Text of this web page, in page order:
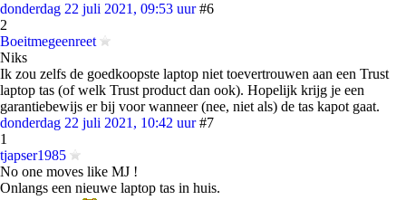
donderdag 22 juli 2021, 09:53 uur #6
2
Boeitmegeenreet
Niks
Ik zou zelfs de goedkoopste laptop niet toevertrouwen aan een Trust
laptop tas (of welk Trust product dan ook). Hopelijk krijg je een
garantiebewijs er bij voor wanneer (nee, niet als) de tas kapot gaat.
donderdag 22 juli 2021, 10:42 uur #7
1
tjapser1985
No one moves like MJ !
Onlangs een nieuwe laptop tas in huis.